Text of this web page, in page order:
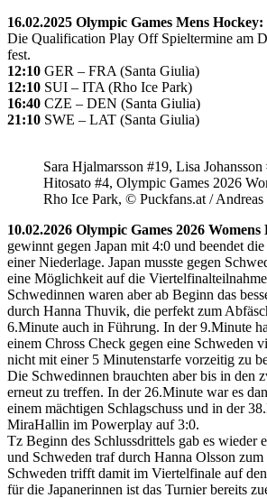
16.02.2025 Olympic Games Mens Hockey:
Die Qualification Play Off Spieltermine am
fest.
12:10 GER – FRA (Santa Giulia)
12:10 SUI – ITA (Rho Ice Park)
16:40 CZE – DEN (Santa Giulia)
21:10 SWE – LAT (Santa Giulia)
Sara Hjalmarsson #19, Lisa
Hitosato #4, Olympic Games 2026
Rho Ice Park, © Puckfans.at / Andreas
10.02.2026 Olympic Games 2026 Womens
gewinnt gegen Japan mit 4:0 und beendet
einer Niederlage. Japan musste gegen
eine Möglichkeit auf die
Schwedinnen waren aber ab Beginn das
durch Hanna Thuvik, die perfekt zum
6.Minute auch in Führung. In der 9.Minute
einem Chross Check gegen eine Schweden
nicht mit einer 5 Minutenstarfe vorzeitig zu
Die Schwedinnen brauchten aber bis in den
erneut zu treffen. In der 26.Minute war es
einem mächtigen Schlagschuss und in der
MiraHallin im Powerplay auf 3:0.
Tz Beginn des Schlussdrittels gab es wieder
und Schweden traf durch Hanna Olsson
Schweden trifft damit im Viertelfinale auf
für die Japanerinnen ist das Turnier bereits